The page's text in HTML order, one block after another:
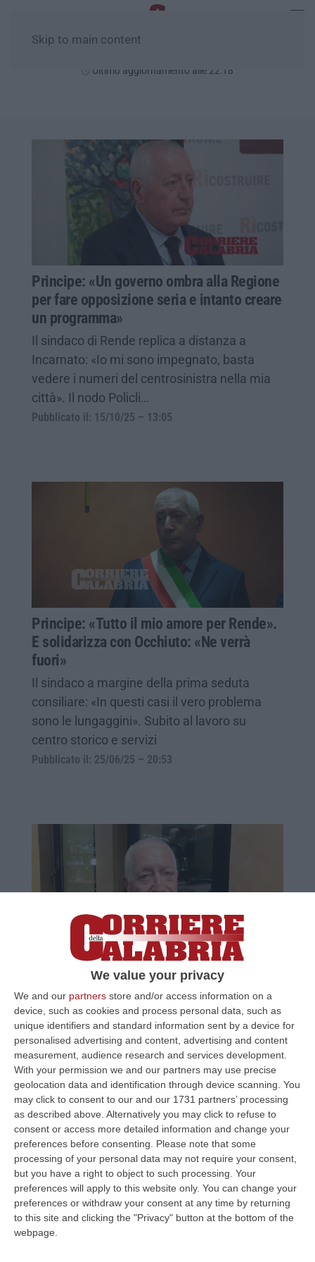
We value your privacy
We and our partners store and/or access information on a
device, such as cookies and process personal data, such as
unique identifiers and standard information sent by a device for
personalised advertising and content, advertising and content
measurement, audience research and services development.
With your permission we and our partners may use precise
geolocation data and identification through device scanning. You
may click to consent to our and our 1731 partners’ processing
as described above. Alternatively you may click to refuse to
consent or access more detailed information and change your
preferences before consenting.
Please note that some
processing of your personal data may not require your consent,
but you have a right to object to such processing. Your
preferences will apply to this website only. You can change your
preferences or withdraw your consent at any time by returning
to this site and clicking the "Privacy" button at the bottom of the
webpage.
Skip to main content
Ultimo aggiornamento alle 22:18
Principe: «Un governo ombra alla Regione
per fare opposizione seria e intanto creare
un programma»
Il sindaco di Rende replica a distanza a
Incarnato: «Io mi sono impegnato, basta
vedere i numeri del centrosinistra nella mia
città». Il nodo Policli…
Pubblicato il: 15/10/25 – 13:05
Principe: «Tutto il mio amore per Rende».
E solidarizza con Occhiuto: «Ne verrà
fuori»
Il sindaco a margine della prima seduta
consiliare: «In questi casi il vero problema
sono le lungaggini». Subito al lavoro su
centro storico e servizi
Pubblicato il: 25/06/25 – 20:53
Sandro Principe: «Un calvario che non
finisco mai di scalare, ma la mia coscienza
è tranquilla» – VIDEO
L’ex sindaco: «A Rende noi socialisti non
abbiamo mai fatto annunci, abbiamo prima
realizzato le opere e poi annunciato le opere
finite»
Pubblicato il: 15/03/25 – 14:24